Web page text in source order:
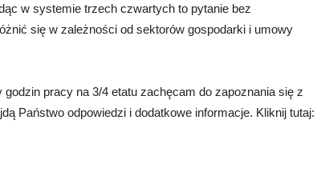
w systemie trzech czwartych to pytanie bez
się w zależności od sektorów gospodarki i umowy
pracy na 3/4 etatu zachęcam do zapoznania się z
Państwo odpowiedzi i dodatkowe informacje. Kliknij tutaj: